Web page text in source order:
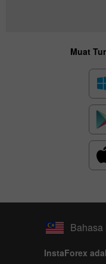
Muat
Bahasa
InstaForex